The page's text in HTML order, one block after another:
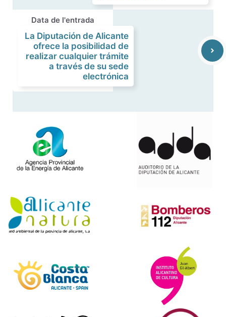
Data de l'entrada
La Diputación de Alicante
ofrece la posibilidad de
realizar cualquier trámite
a través de su sede
electrónica